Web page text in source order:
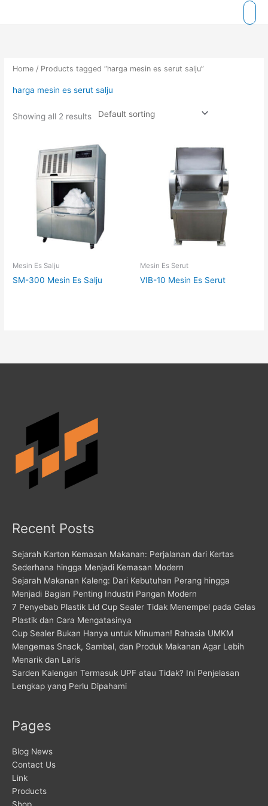
Home / Products tagged “harga mesin es serut salju”
harga mesin es serut salju
Showing all 2 results
Mesin Es Salju
SM-300 Mesin Es Salju
Mesin Es Serut
VIB-10 Mesin Es Serut
Recent Posts
Sejarah Karton Kemasan Makanan: Perjalanan dari Kertas
Sederhana hingga Menjadi Kemasan Modern
Sejarah Makanan Kaleng: Dari Kebutuhan Perang hingga
Menjadi Bagian Penting Industri Pangan Modern
7 Penyebab Plastik Lid Cup Sealer Tidak Menempel pada Gelas
Plastik dan Cara Mengatasinya
Cup Sealer Bukan Hanya untuk Minuman! Rahasia UMKM
Mengemas Snack, Sambal, dan Produk Makanan Agar Lebih
Menarik dan Laris
Sarden Kalengan Termasuk UPF atau Tidak? Ini Penjelasan
Lengkap yang Perlu Dipahami
Pages
Blog News
Contact Us
Link
Products
Shop